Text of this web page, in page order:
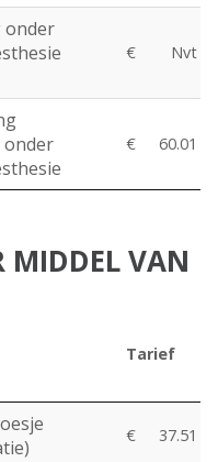
onder
€ Nvt
onder
€ 60.01
MIDDEL VAN
Tarief
€ 37.51